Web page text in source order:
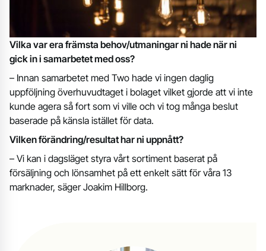
Vilka var era främsta behov/utmaningar ni hade när ni
gick in i samarbetet med oss?
– Innan samarbetet med Two hade vi ingen daglig
uppföljning överhuvudtaget i bolaget vilket gjorde att vi inte
kunde agera så fort som vi ville och vi tog många beslut
baserade på känsla istället för data.
Vilken förändring/resultat har ni uppnått?
– Vi kan i dagsläget styra vårt sortiment baserat på
försäljning och lönsamhet på ett enkelt sätt för våra 13
marknader, säger Joakim Hillborg.